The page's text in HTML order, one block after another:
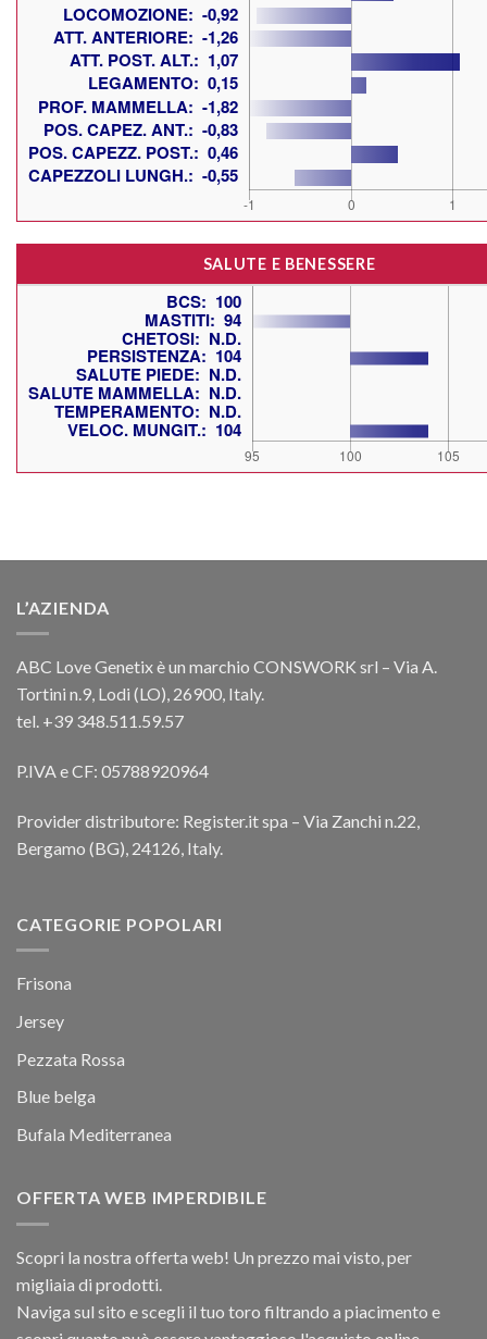
SALUTE E BENESSERE
L’AZIENDA
ABC Love Genetix è un marchio CONSWORK srl – Via A.
Tortini n.9, Lodi (LO), 26900, Italy.
tel. +39 348.511.59.57
P.IVA e CF: 05788920964
Provider distributore: Register.it spa – Via Zanchi n.22,
Bergamo (BG), 24126, Italy.
CATEGORIE POPOLARI
Frisona
Jersey
Pezzata Rossa
Blue belga
Bufala Mediterranea
OFFERTA WEB IMPERDIBILE
Scopri la nostra offerta web! Un prezzo mai visto, per
migliaia di prodotti.
Naviga sul sito e scegli il tuo toro filtrando a piacimento e